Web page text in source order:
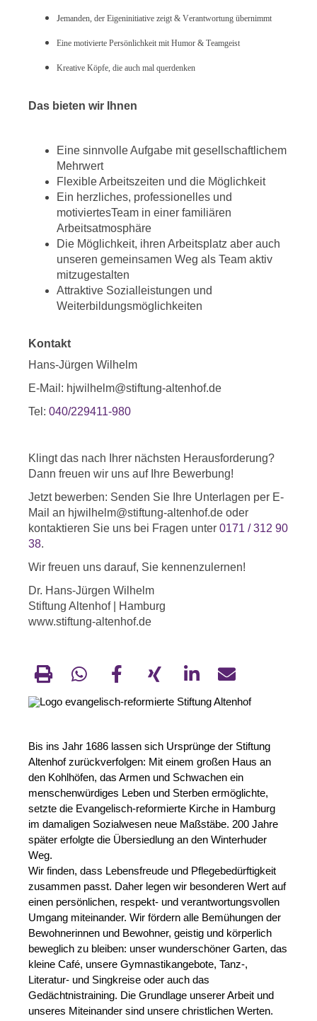
Jemanden, der Eigeninitiative zeigt & Verantwortung übernimmt
Eine motivierte Persönlichkeit mit Humor & Teamgeist
Kreative Köpfe, die auch mal querdenken
Das bieten wir Ihnen
Eine sinnvolle Aufgabe mit gesellschaftlichem
Mehrwert
Flexible Arbeitszeiten und die Möglichkeit
Ein herzliches, professionelles und
motiviertesTeam in einer familiären
Arbeitsatmosphäre
Die Möglichkeit, ihren Arbeitsplatz aber auch
unseren gemeinsamen Weg als Team aktiv
mitzugestalten
Attraktive Sozialleistungen und
Weiterbildungsmöglichkeiten
Kontakt
Hans-Jürgen Wilhelm
E-Mail: hjwilhelm@stiftung-altenhof.de
Tel: 040/229411-980
Klingt das nach Ihrer nächsten Herausforderung?
Dann freuen wir uns auf Ihre Bewerbung!
Jetzt bewerben: Senden Sie Ihre Unterlagen per E-
Mail an hjwilhelm@stiftung-altenhof.de oder
kontaktieren Sie uns bei Fragen unter 0171 / 312 90
38.
Wir freuen uns darauf, Sie kennenzulernen!
Dr. Hans-Jürgen Wilhelm
Stiftung Altenhof | Hamburg
www.stiftung-altenhof.de
Bis ins Jahr 1686 lassen sich Ursprünge der Stiftung
Altenhof zurückverfolgen: Mit einem großen Haus an
den Kohlhöfen, das Armen und Schwachen ein
menschenwürdiges Leben und Sterben ermöglichte,
setzte die Evangelisch-reformierte Kirche in Hamburg
im damaligen Sozialwesen neue Maßstäbe. 200 Jahre
später erfolgte die Übersiedlung an den Winterhuder
Weg.
Wir finden, dass Lebensfreude und Pflegebedürftigkeit
zusammen passt. Daher legen wir besonderen Wert auf
einen persönlichen, respekt- und verantwortungsvollen
Umgang miteinander. Wir fördern alle Bemühungen der
Bewohnerinnen und Bewohner, geistig und körperlich
beweglich zu bleiben: unser wunderschöner Garten, das
kleine Café, unsere Gymnastikangebote, Tanz-,
Literatur- und Singkreise oder auch das
Gedächtnistraining. Die Grundlage unserer Arbeit und
unseres Miteinander sind unsere christlichen Werten.